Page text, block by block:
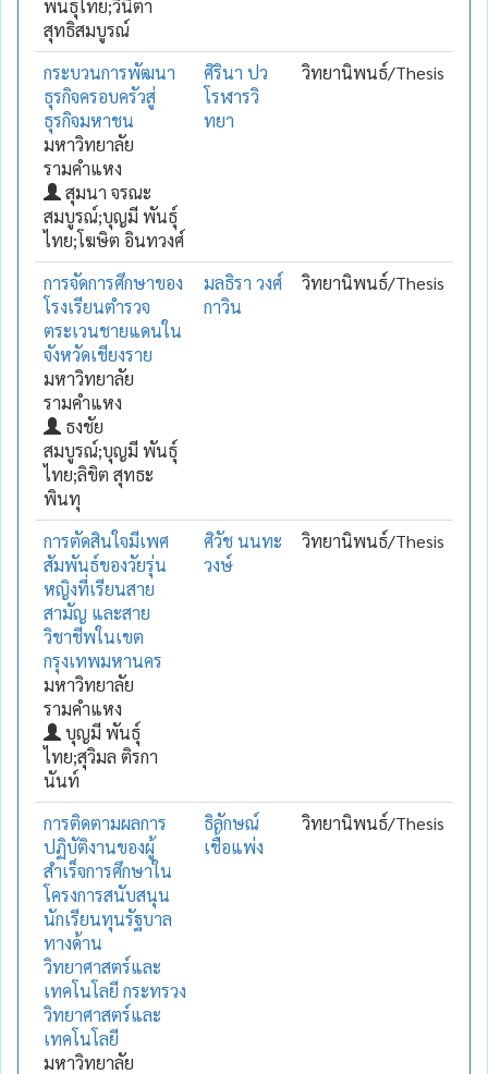
พันธุ์ไทย;วินิตา
สุทธิสมบูรณ์
กระบวนการพัฒนา
ธุรกิจครอบครัวสู่
ธุรกิจมหาชน
มหาวิทยาลัย
รามคำแหง
สุมนา จรณะ
สมบูรณ์;บุญมี พันธุ์
ไทย;โฆษิต อินทวงศ์
ศิรินา ปว
โรฬารวิ
ทยา
วิทยานิพนธ์/Thesis
การจัดการศึกษาของ
โรงเรียนตำรวจ
ตระเวนชายแดนใน
จังหวัดเชียงราย
มหาวิทยาลัย
รามคำแหง
ธงชัย
สมบูรณ์;บุญมี พันธุ์
ไทย;ลิขิต สุทธะ
พินทุ
มลธิรา วงศ์
กาวิน
วิทยานิพนธ์/Thesis
การตัดสินใจมีเพศ
สัมพันธ์ของวัยรุ่น
หญิงที่เรียนสาย
สามัญ และสาย
วิชาชีพในเขต
กรุงเทพมหานคร
มหาวิทยาลัย
รามคำแหง
บุญมี พันธุ์
ไทย;สุวิมล ติรกา
นันท์
ศิวัช นนทะ
วงษ์
วิทยานิพนธ์/Thesis
การติดตามผลการ
ปฏิบัติงานของผู้
สำเร็จการศึกษาใน
โครงการสนับสนุน
นักเรียนทุนรัฐบาล
ทางด้าน
วิทยาศาสตร์และ
เทคโนโลยี กระทรวง
วิทยาศาสตร์และ
เทคโนโลยี
มหาวิทยาลัย
ธิลักษณ์
เชื้อแพ่ง
วิทยานิพนธ์/Thesis